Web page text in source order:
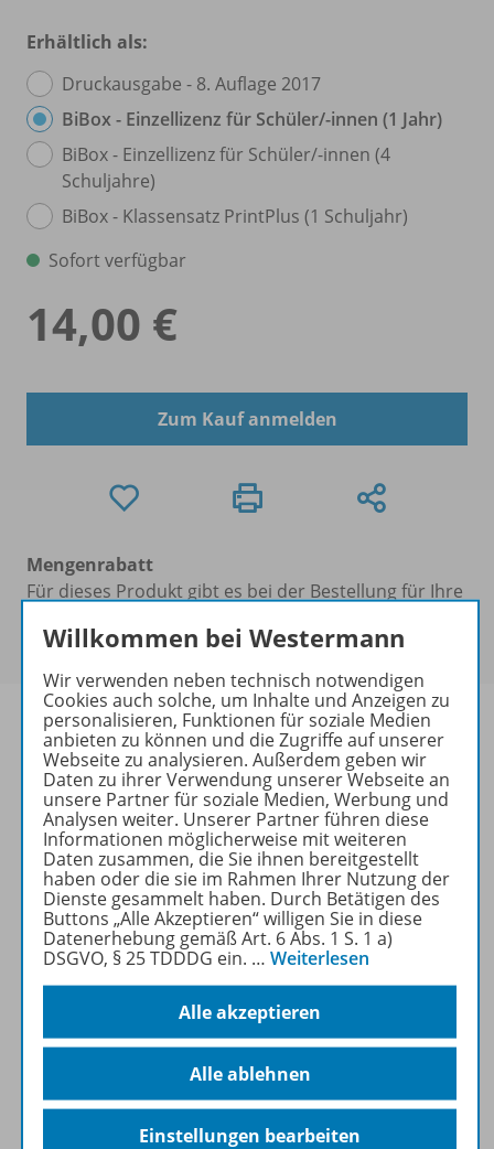
Erhältlich als:
Druckausgabe - 8. Auflage 2017
BiBox - Einzellizenz für Schüler/-innen (1 Jahr)
BiBox - Einzellizenz für Schüler/-innen (4
Schuljahre)
BiBox - Klassensatz PrintPlus (1 Schuljahr)
Sofort verfügbar
14,00 €
Zum Kauf anmelden
Mengenrabatt
Für dieses Produkt gibt es bei der Bestellung für Ihre
wird Ihnen an der Kasse angezeigt.
Produktinformationen
Beschreibung
Lizenzbedingungen
Zugehörige Produkte
Benachrichtigungs-Service
Willkommen bei Westermann
Wir verwenden neben technisch notwendigen
Cookies auch solche, um Inhalte und Anzeigen zu
personalisieren, Funktionen für soziale Medien
anbieten zu können und die Zugriffe auf unserer
Webseite zu analysieren. Außerdem geben wir
Daten zu ihrer Verwendung unserer Webseite an
unsere Partner für soziale Medien, Werbung und
Analysen weiter. Unserer Partner führen diese
Informationen möglicherweise mit weiteren
Daten zusammen, die Sie ihnen bereitgestellt
haben oder die sie im Rahmen Ihrer Nutzung der
Dienste gesammelt haben. Durch Betätigen des
Buttons „Alle Akzeptieren“ willigen Sie in diese
Datenerhebung gemäß Art. 6 Abs. 1 S. 1 a)
DSGVO, § 25 TDDDG ein. … Weiterlesen
Alle akzeptieren
Alle ablehnen
Einstellungen bearbeiten